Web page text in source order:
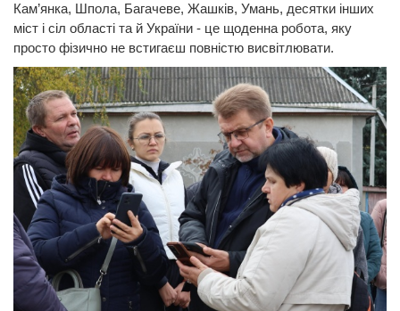
Кам’янка, Шпола, Багачеве, Жашків, Умань, десятки інших
міст і сіл області та й України - це щоденна робота, яку
просто фізично не встигаєш повністю висвітлювати.